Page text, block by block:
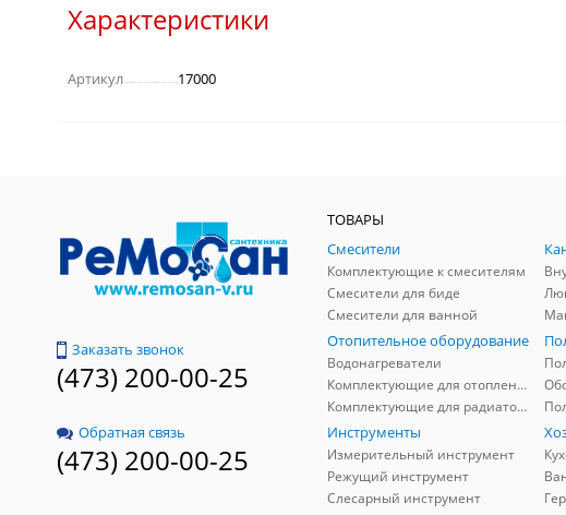
Характеристики
Артикул 17000
Заказать звонок
(473) 200-00-25
Обратная связь
(473) 200-00-25
ТОВАРЫ
Смесители
Комплектующие к смесителям
Смесители для биде
Смесители для ванной
Отопительное оборудование
Водонагреватели
Комплектующие для отопления
Комплектующие для радиаторов
Инструменты
Измерительный инструмент
Режущий инструмент
Слесарный инструмент